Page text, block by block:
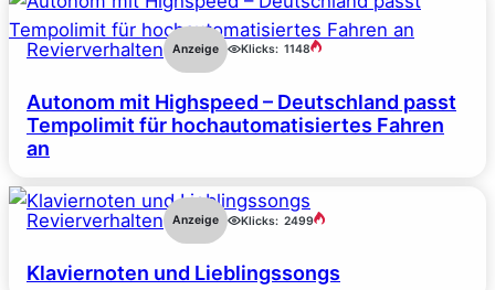
Revierverhalten Anzeige Klicks: 1148
Autonom mit Highspeed – Deutschland passt
Tempolimit für hochautomatisiertes Fahren
an
Revierverhalten Anzeige Klicks: 2499
Klaviernoten und Lieblingssongs